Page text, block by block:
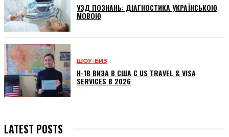
УЗД ПОЗНАНЬ: ДІАГНОСТИКА УКРАЇНСЬКОЮ
МОВОЮ
ШОУ-БИЗ
H-1B ВИЗА В США С US TRAVEL & VISA
SERVICES В 2026
LATEST POSTS